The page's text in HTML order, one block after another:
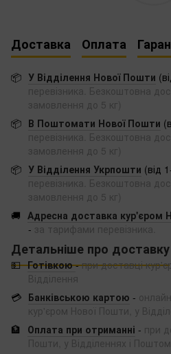
Доставка Оплата
📦 У Відділення Нової Пошти
перевізника. Безкоштовна
замовлення до 5 кг)
📦 В Поштомати Нової Пошти
перевізника. Безкоштовна
замовлення до 5 кг)
📦 У Відділення Укрпошти (від
перевізника. Безкоштовна
замовлення до 5 кг)
🚚 Адресна доставка кур'єром
- за тарифами перевізника.
Детальніше про доставку
💵 Готівкою -при доставці
Відділення
💳 Банківською картою -
кур'єром Нової Пошти, у
🏦
Оплата при отриманні - при
Пошти, у Відділеннях і